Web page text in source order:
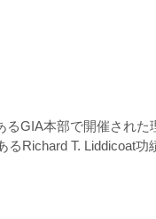
GIA本部で開催された
Richard T. Liddicoat功